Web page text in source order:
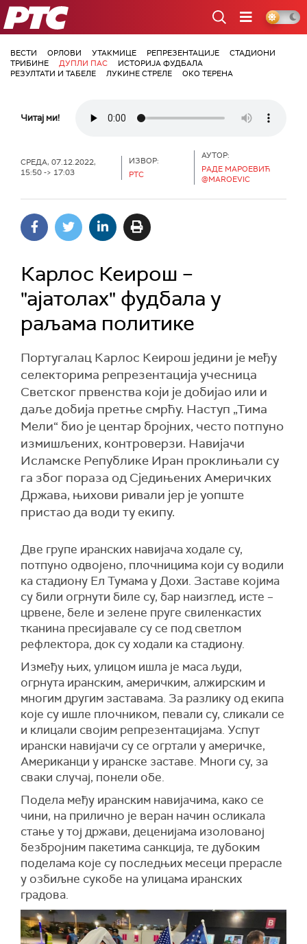
РТС
ВЕСТИ ОРЛОВИ УТАКМИЦЕ РЕПРЕЗЕНТАЦИЈЕ
СТАДИОНИ
ТРИБИНЕ
ДУПЛИ ПАС
ИСТОРИЈА ФУДБАЛА
РЕЗУЛТАТИ И ТАБЕЛЕ
ЛУКИНЕ СТРЕЛЕ ОКО ТЕРЕНА
Читај ми!
СРЕДА, 07.12.2022,
15:50 -> 17:03
ИЗВОР:
РТС
АУТОР:
РАДЕ МАРОЕВИЋ
@MAROEVIC
Карлос Кеирош –
"ајатолах" фудбала у
раљама политике
Португалац Карлос Кеирош једини је међу
селекторима репрезентација учесница
Светског првенства који је добијао или и
даље добија претње смрћу. Наступ „Тима
Мели“ био је центар бројних, често потпуно
измишљених, контроверзи. Навијачи
Исламске Републике Иран проклињали су
га због пораза од Сједињених Америчких
Држава, њихови ривали јер је уопште
пристао да води ту екипу.
Две групе иранских навијача ходале су,
потпуно одвојено, плочницима који су водили
ка стадиону Ел Тумама у Дохи. Заставе којима
су били огрнути биле су, бар наизглед, исте –
црвене, беле и зелене пруге свиленкастих
тканина пресијавале су се под светлом
рефлектора, док су ходали ка стадиону.
Између њих, улицом ишла је маса људи,
огрнута иранским, америчким, алжирским и
многим другим заставама. За разлику од екипа
које су ишле плочником, певали су, сликали се
и клицали својим репрезентацијама. Успут
ирански навијачи су се огртали у америчке,
Американци у иранске заставе. Многи су, за
сваки случај, понели обе.
Подела међу иранским навијачима, како се
чини, на прилично је веран начин осликала
стање у тој држави, деценијама изолованој
безбројним пакетима санкција, те дубоким
поделама које су последњих месеци прерасле
у озбиљне сукобе на улицама иранских
градова.